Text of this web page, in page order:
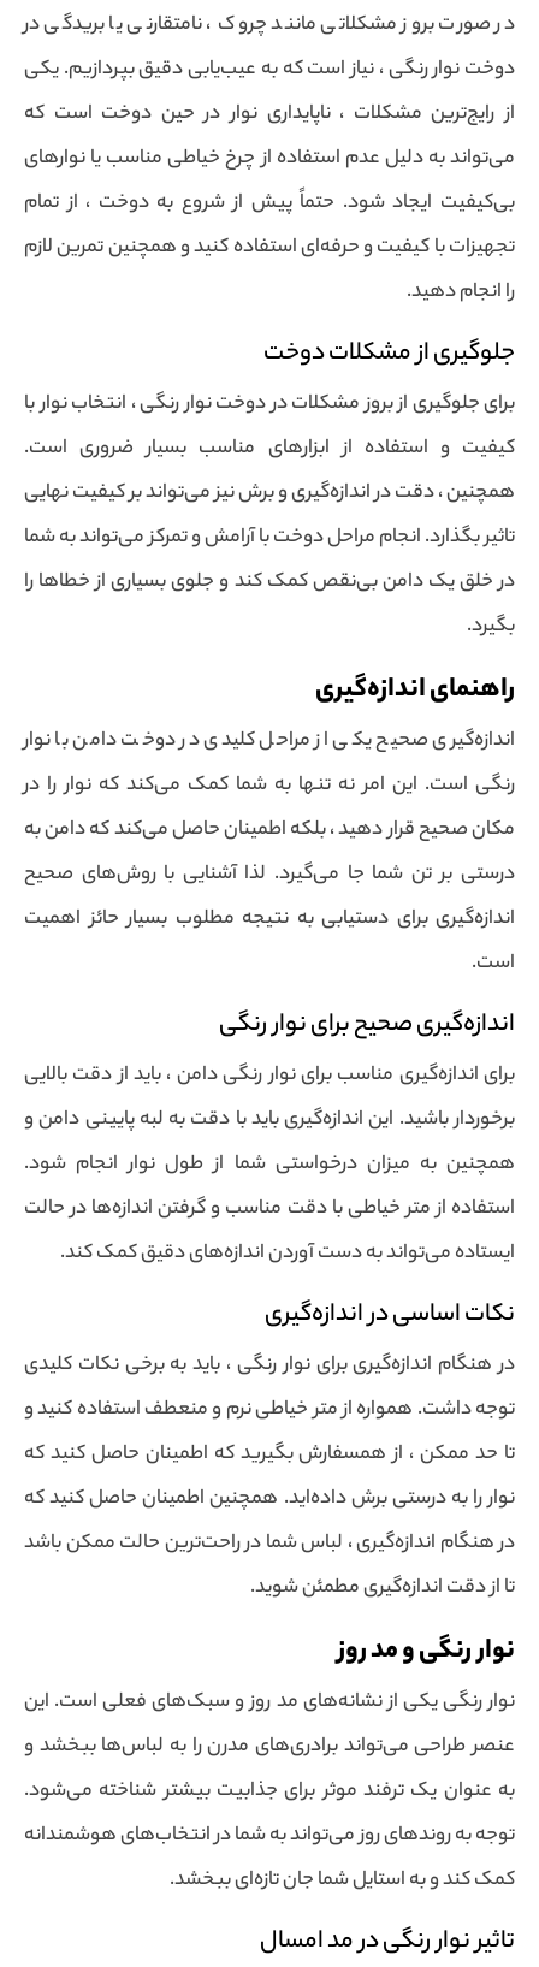
در صورت بروز مشکلاتی مانند چروک ، نامتقارنی یا بریدگی در
دوخت نوار رنگی ، نیاز است که به عیب‌یابی دقیق بپردازیم. یکی
از رایج‌ترین مشکلات ، ناپایداری نوار در حین دوخت است که
می‌تواند به دلیل عدم استفاده از چرخ خیاطی مناسب یا نوارهای
بی‌کیفیت ایجاد شود. حتماً پیش از شروع به دوخت ، از تمام
تجهیزات با کیفیت و حرفه‌ای استفاده کنید و همچنین تمرین لازم
را انجام دهید.
جلوگیری از مشکلات دوخت
برای جلوگیری از بروز مشکلات در دوخت نوار رنگی ، انتخاب نوار با
کیفیت و استفاده از ابزارهای مناسب بسیار ضروری است.
همچنین ، دقت در اندازه‌گیری و برش نیز می‌تواند بر کیفیت نهایی
تاثیر بگذارد. انجام مراحل دوخت با آرامش و تمرکز می‌تواند به شما
در خلق یک دامن بی‌نقص کمک کند و جلوی بسیاری از خطاها را
بگیرد.
راهنمای اندازه‌گیری
اندازه‌گیری صحیح یکی از مراحل کلیدی در دوخت دامن با نوار
رنگی است. این امر نه تنها به شما کمک می‌کند که نوار را در
مکان صحیح قرار دهید ، بلکه اطمینان حاصل می‌کند که دامن به
درستی بر تن شما جا می‌گیرد. لذا آشنایی با روش‌های صحیح
اندازه‌گیری برای دستیابی به نتیجه مطلوب بسیار حائز اهمیت
است.
اندازه‌گیری صحیح برای نوار رنگی
برای اندازه‌گیری مناسب برای نوار رنگی دامن ، باید از دقت بالایی
برخوردار باشید. این اندازه‌گیری باید با دقت به لبه پایینی دامن و
همچنین به میزان درخواستی شما از طول نوار انجام شود.
استفاده از متر خیاطی با دقت مناسب و گرفتن اندازه‌ها در حالت
ایستاده می‌تواند به دست آوردن اندازه‌های دقیق کمک کند.
نکات اساسی در اندازه‌گیری
در هنگام اندازه‌گیری برای نوار رنگی ، باید به برخی نکات کلیدی
توجه داشت. همواره از متر خیاطی نرم و منعطف استفاده کنید و
تا حد ممکن ، از همسفارش بگیرید که اطمینان حاصل کنید که
نوار را به درستی برش داده‌اید. همچنین اطمینان حاصل کنید که
در هنگام اندازه‌گیری ، لباس شما در راحت‌ترین حالت ممکن باشد
تا از دقت اندازه‌گیری مطمئن شوید.
نوار رنگی و مد روز
نوار رنگی یکی از نشانه‌های مد روز و سبک‌های فعلی است. این
عنصر طراحی می‌تواند برادری‌های مدرن را به لباس‌ها ببخشد و
به عنوان یک ترفند موثر برای جذابیت بیشتر شناخته می‌شود.
توجه به روندهای روز می‌تواند به شما در انتخاب‌های هوشمندانه
کمک کند و به استایل شما جان تازه‌ای ببخشد.
تاثیر نوار رنگی در مد امسال